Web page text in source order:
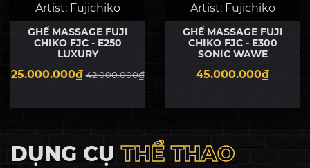
Artist: Fujichiko
GHẾ MASSAGE FUJI
CHIKO FJC - E250
LUXURY
25.000.000₫ 42.000.000₫
Artist: Fujichiko
GHẾ MASSAGE FUJI
CHIKO FJC - E300
SONIC WAWE
45.000.000₫
DỤNG CỤTHỂ THAO